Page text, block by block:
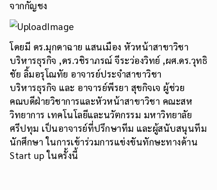
จากกัญชง
โดยมี ดร.มุกดาฉาย แสนเมือง หัวหน้าสาขาวิชา
บริหารธุรกิจ ,ดร.วชิราภรณ์ จีระว่องวิทย์ ,ผศ.ดร.วุทธิ
ชัย ลิ้มอรุโณทัย อาจารย์ประจำสาขาวิชา
บริหารธุรกิจ และ อาจารย์พีรยา สุขกิจเจ ผู้ช่วย
คณบดีฝ่ายวิชาการและหัวหน้าสาขาวิชา คณะสห
วิทยาการ เทคโนโลยีและนวัตกรรม มหาวิทยาลัย
ศรีปทุม เป็นอาจารย์ที่ปรึกษาทีม และผู้สนับสนุนทีม
นักศึกษา ในการเข้าร่วมการแข่งขันทักษะทางด้าน
Start up ในครั้งนี้